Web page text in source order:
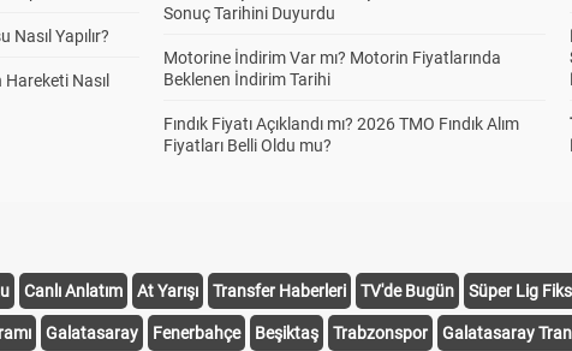
Yapılır?
Nasıl
Sonuç Tarihini Duyurdu
Motorine İndirim Var mı? Motorin Fiyatlarında
Beklenen İndirim Tarihi
Fındık Fiyatı Açıklandı mı? 2026 TMO Fındık Alım
Fiyatları Belli Oldu mu?
Canlı Anlatım At Yarışı Transfer Haberleri TV'de Bugün Süper Lig
Galatasaray Fenerbahçe Beşiktaş Trabzonspor Galatasaray